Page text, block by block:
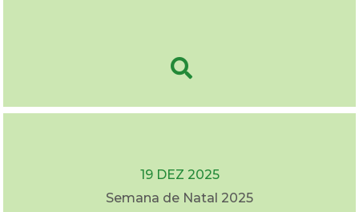
19 DEZ 2025
Semana de Natal 2025